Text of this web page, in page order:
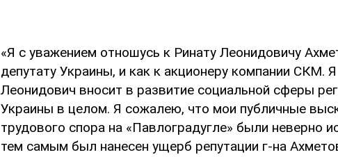
«Я с уважением отношусь к Ринату Леонидовичу
депутату Украины, и как к акционеру компании СКМ.
Леонидович вносит в развитие социальной сферы
Украины в целом. Я сожалею, что мои публичные
трудового спора на «Павлоградугле» были неверно
тем самым был нанесен ущерб репутации г-на